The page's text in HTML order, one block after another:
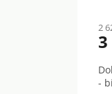
2
-